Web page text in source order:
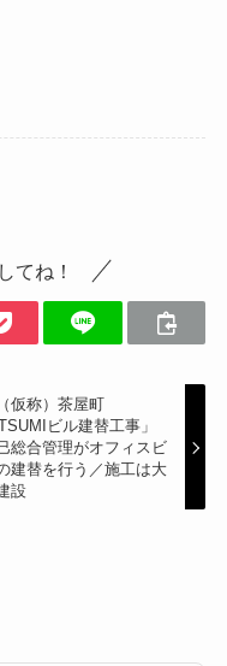
てね！
仮称）茶屋町
ビル建替工事」
総合管理がオフィスビ
建替を行う／施工は大
設